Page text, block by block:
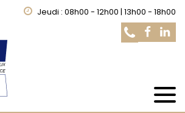
Jeudi : 08h00 - 12h00 | 13h00 - 18h00